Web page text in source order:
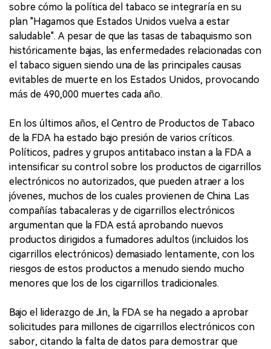
sobre cómo la política del tabaco se integraría en su
plan "Hagamos que Estados Unidos vuelva a estar
saludable". A pesar de que las tasas de tabaquismo son
históricamente bajas, las enfermedades relacionadas con
el tabaco siguen siendo una de las principales causas
evitables de muerte en los Estados Unidos, provocando
más de 490,000 muertes cada año.
En los últimos años, el Centro de Productos de Tabaco
de la FDA ha estado bajo presión de varios críticos.
Políticos, padres y grupos antitabaco instan a la FDA a
intensificar su control sobre los productos de cigarrillos
electrónicos no autorizados, que pueden atraer a los
jóvenes, muchos de los cuales provienen de China. Las
compañías tabacaleras y de cigarrillos electrónicos
argumentan que la FDA está aprobando nuevos
productos dirigidos a fumadores adultos (incluidos los
cigarrillos electrónicos) demasiado lentamente, con los
riesgos de estos productos a menudo siendo mucho
menores que los de los cigarrillos tradicionales.
Bajo el liderazgo de Jin, la FDA se ha negado a aprobar
solicitudes para millones de cigarrillos electrónicos con
sabor, citando la falta de datos para demostrar que